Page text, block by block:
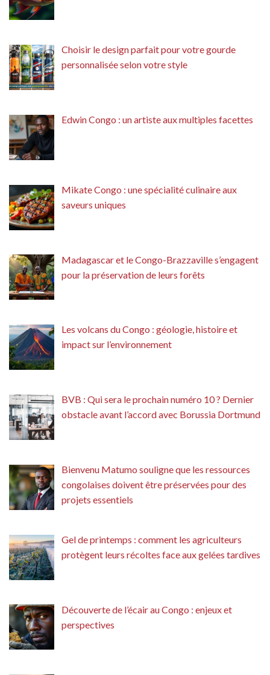
Choisir le design parfait pour votre gourde
personnalisée selon votre style
Edwin Congo : un artiste aux multiples facettes
Mikate Congo : une spécialité culinaire aux
saveurs uniques
Madagascar et le Congo-Brazzaville s’engagent
pour la préservation de leurs forêts
Les volcans du Congo : géologie, histoire et
impact sur l’environnement
BVB : Qui sera le prochain numéro 10 ? Dernier
obstacle avant l’accord avec Borussia Dortmund
Bienvenu Matumo souligne que les ressources
congolaises doivent être préservées pour des
projets essentiels
Gel de printemps : comment les agriculteurs
protègent leurs récoltes face aux gelées tardives
Découverte de l’écair au Congo : enjeux et
perspectives